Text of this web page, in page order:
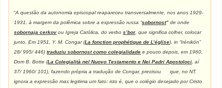
“A questão da autonomia episcopal reapareceu transversalmente, nos anos 1929-
1931, à margem da polêmica sobre a expressão russa “sobornost” de onde
sobornaja cerkov ou Igreja Católica, do verbos’bor, que significa colher, colocar
junto. Em 1951, Y. M. Congar (La fonction prophétique de L’église), in “Irénikón”
28/ 995/ 446)traduziu sobornost como colegialidade e pouco depois, em 1960,
Dom B. Botte (La Colegialità nel Nuovo Testamento e Nei Padri Apostoloci , aí
37/ 1960/ 101), fazendo própria a tradução de Congar, precisou que, no NT.
ignora a expressão mas legitima um fato: isto é, que o colégio desejado por Cristo